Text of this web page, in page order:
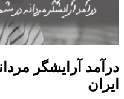
درآمد آرایشگر
ایران